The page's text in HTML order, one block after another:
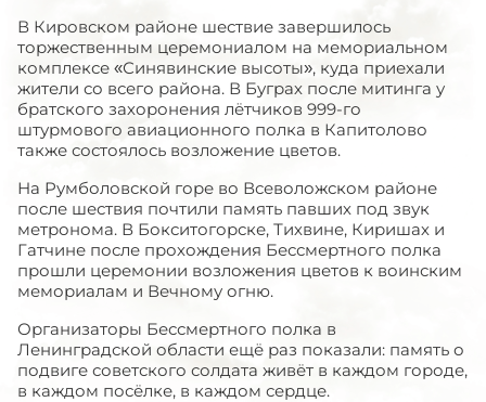
В Кировском районе шествие завершилось
торжественным церемониалом на мемориальном
комплексе «Синявинские высоты», куда приехали
жители со всего района. В Буграх после митинга у
братского захоронения лётчиков 999-го
штурмового авиационного полка в Капитолово
также состоялось возложение цветов.
На Румболовской горе во Всеволожском районе
после шествия почтили память павших под звук
метронома. В Бокситогорске, Тихвине, Киришах и
Гатчине после прохождения Бессмертного полка
прошли церемонии возложения цветов к воинским
мемориалам и Вечному огню.
Организаторы Бессмертного полка в
Ленинградской области ещё раз показали: память о
подвиге советского солдата живёт в каждом городе,
в каждом посёлке, в каждом сердце.